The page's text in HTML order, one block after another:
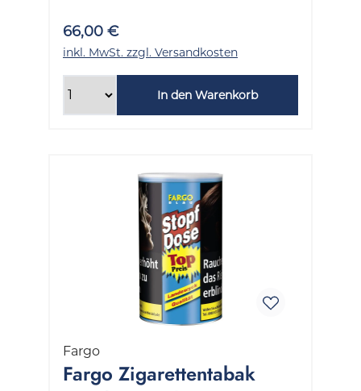
66,00 €
inkl. MwSt. zzgl. Versandkosten
In den Warenkorb
Fargo
Fargo Zigarettentabak